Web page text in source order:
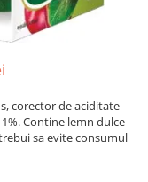
corector de aciditate -
Contine lemn dulce -
sa evite consumul